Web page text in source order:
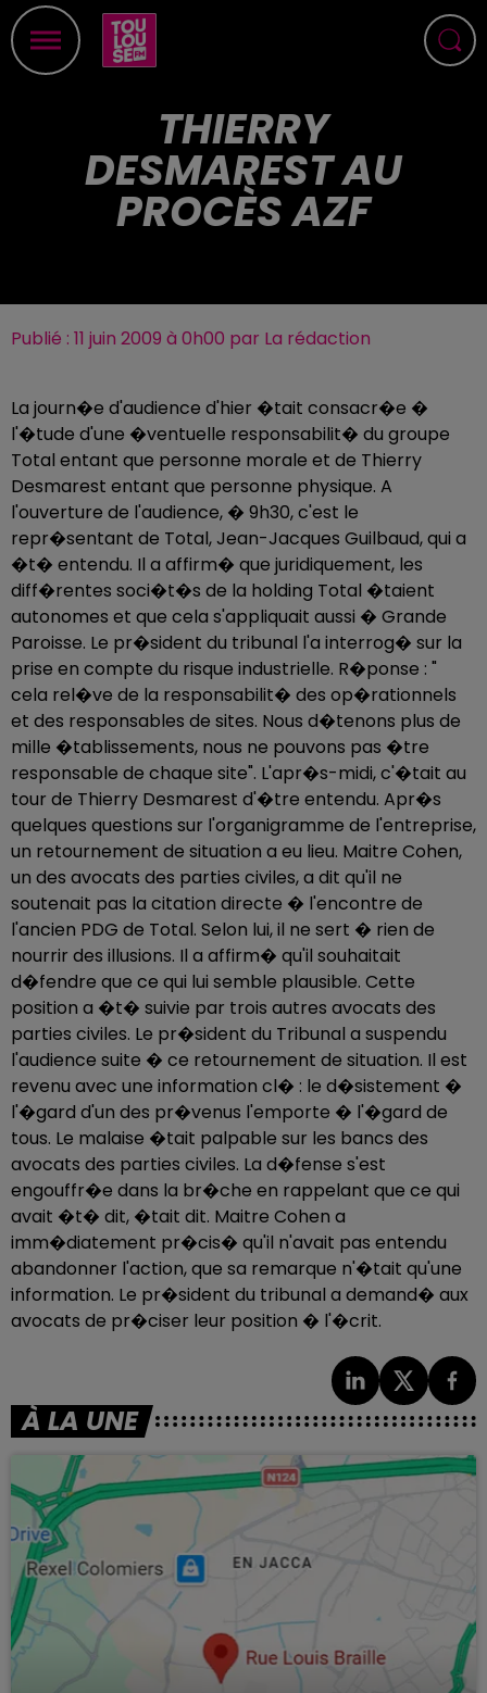
THIERRY
DESMAREST AU
PROCÈS AZF
Publié : 11 juin 2009 à 0h00 par La rédaction
La journ�e d'audience d'hier �tait consacr�e �
l'�tude d'une �ventuelle responsabilit� du groupe
Total entant que personne morale et de Thierry
Desmarest entant que personne physique. A
l'ouverture de l'audience, � 9h30, c'est le
repr�sentant de Total, Jean-Jacques Guilbaud, qui a
�t� entendu. Il a affirm� que juridiquement, les
diff�rentes soci�t�s de la holding Total �taient
autonomes et que cela s'appliquait aussi � Grande
Paroisse. Le pr�sident du tribunal l'a interrog� sur la
prise en compte du risque industrielle. R�ponse : "
cela rel�ve de la responsabilit� des op�rationnels
et des responsables de sites. Nous d�tenons plus de
mille �tablissements, nous ne pouvons pas �tre
responsable de chaque site". L'apr�s-midi, c'�tait au
tour de Thierry Desmarest d'�tre entendu. Apr�s
quelques questions sur l'organigramme de l'entreprise,
un retournement de situation a eu lieu. Maitre Cohen,
un des avocats des parties civiles, a dit qu'il ne
soutenait pas la citation directe � l'encontre de
l'ancien PDG de Total. Selon lui, il ne sert � rien de
nourrir des illusions. Il a affirm� qu'il souhaitait
d�fendre que ce qui lui semble plausible. Cette
position a �t� suivie par trois autres avocats des
parties civiles. Le pr�sident du Tribunal a suspendu
l'audience suite � ce retournement de situation. Il est
revenu avec une information cl� : le d�sistement �
l'�gard d'un des pr�venus l'emporte � l'�gard de
tous. Le malaise �tait palpable sur les bancs des
avocats des parties civiles. La d�fense s'est
engouffr�e dans la br�che en rappelant que ce qui
avait �t� dit, �tait dit. Maitre Cohen a
imm�diatement pr�cis� qu'il n'avait pas entendu
abandonner l'action, que sa remarque n'�tait qu'une
information. Le pr�sident du tribunal a demand� aux
avocats de pr�ciser leur position � l'�crit.
À LA UNE